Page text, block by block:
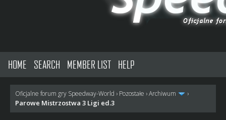
HOME SEARCH MEMBER LIST HELP
Oficjalne forum gry Speedway-World › Pozostałe ›Archiwum ›
Parowe Mistrzostwa 3 Ligi ed.3